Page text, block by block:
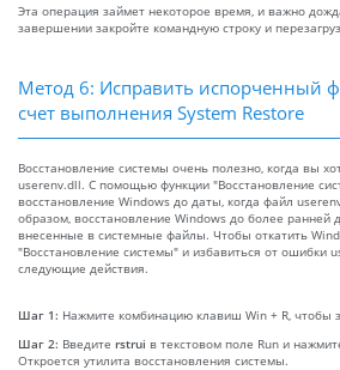
Эта операция займет некоторое время, и важно
завершении закройте командную строку и
Метод 6: Исправить испорченный
счет выполнения System Restore
Восстановление системы очень полезно, когда вы
userenv.dll. С помощью функции "Восстановление
восстановление Windows до даты, когда файл
образом, восстановление Windows до более ранней
внесенные в системные файлы. Чтобы откатить
"Восстановление системы" и избавиться от ошибки
следующие действия.
Шаг 1: Нажмите комбинацию клавиш Win + R, чтобы
Шаг 2: Введите rstrui в текстовом поле Run и
Откроется утилита восстановления системы.